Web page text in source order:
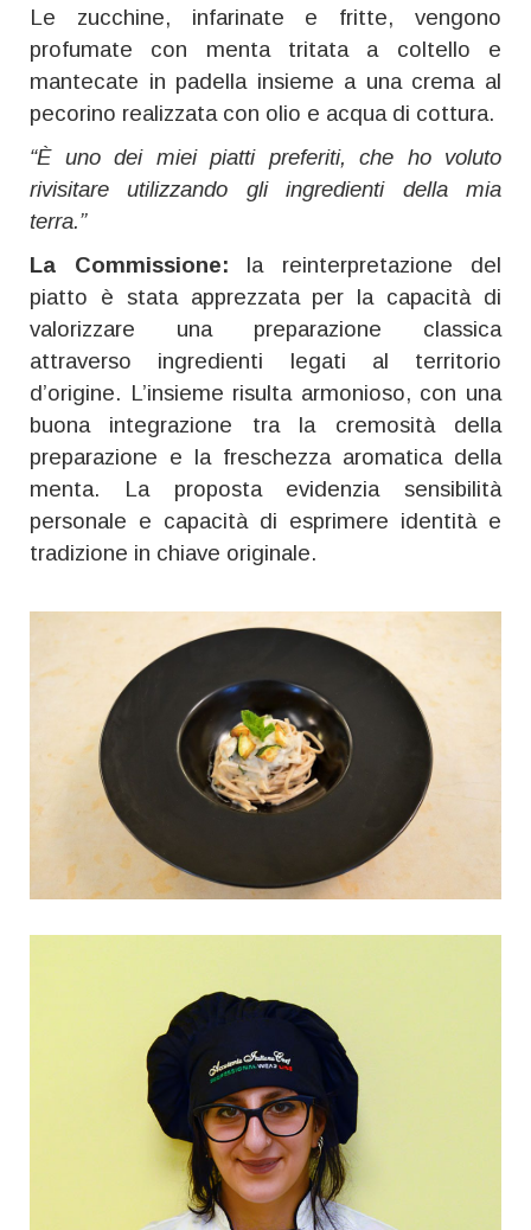
Le zucchine, infarinate e fritte, vengono
profumate con menta tritata a coltello e
mantecate in padella insieme a una crema al
pecorino realizzata con olio e acqua di cottura.
“È uno dei miei piatti preferiti, che ho voluto
rivisitare utilizzando gli ingredienti della mia
terra.”
La Commissione: la reinterpretazione del
piatto è stata apprezzata per la capacità di
valorizzare una preparazione classica
attraverso ingredienti legati al territorio
d’origine. L’insieme risulta armonioso, con una
buona integrazione tra la cremosità della
preparazione e la freschezza aromatica della
menta. La proposta evidenzia sensibilità
personale e capacità di esprimere identità e
tradizione in chiave originale.